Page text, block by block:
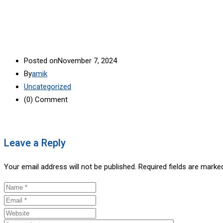
Posted onNovember 7, 2024
Byamik
Uncategorized
(0) Comment
Leave a Reply
Your email address will not be published. Required fields are